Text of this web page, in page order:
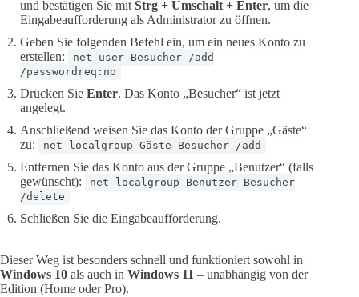
und bestätigen Sie mit Strg + Umschalt + Enter, um die
Eingabeaufforderung als Administrator zu öffnen.
Geben Sie folgenden Befehl ein, um ein neues Konto zu
erstellen:
net user Besucher /add
/passwordreq:no
Drücken Sie Enter. Das Konto „Besucher“ ist jetzt
angelegt.
Anschließend weisen Sie das Konto der Gruppe „Gäste“
zu:
net localgroup Gäste Besucher /add
Entfernen Sie das Konto aus der Gruppe „Benutzer“ (falls
gewünscht):
net localgroup Benutzer Besucher
/delete
Schließen Sie die Eingabeaufforderung.
Dieser Weg ist besonders schnell und funktioniert sowohl in
Windows 10 als auch in Windows 11 – unabhängig von der
Edition (Home oder Pro).